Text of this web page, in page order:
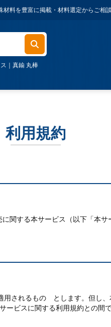
富に掲載・材料選定からご相談可能・
｜ 真鍮 丸棒
利用規約
する本サービス（以下「本
されるもの とします。但し
ビスに関する利用規約との